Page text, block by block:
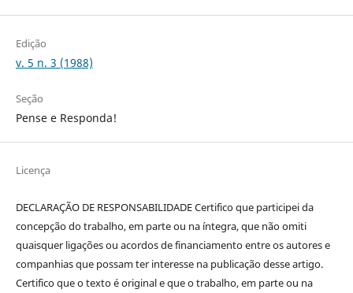
Edição
v. 5 n. 3 (1988)
Seção
Pense e Responda!
Licença
DECLARAÇÃO DE RESPONSABILIDADE Certifico que participei da
concepção do trabalho, em parte ou na íntegra, que não omiti
quaisquer ligações ou acordos de financiamento entre os autores e
companhias que possam ter interesse na publicação desse artigo.
Certifico que o texto é original e que o trabalho, em parte ou na